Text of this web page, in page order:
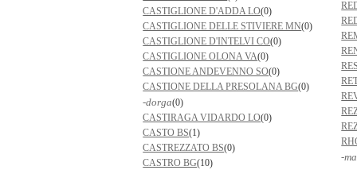
CASTIGLIONE D'ADDA LO(0)
CASTIGLIONE DELLE STIVIERE MN(0)
CASTIGLIONE D'INTELVI CO(0)
CASTIGLIONE OLONA VA(0)
CASTIONE ANDEVENNO SO(0)
CASTIONE DELLA PRESOLANA BG(0)
-dorga(0)
CASTIRAGA VIDARDO LO(0)
CASTO BS(1)
CASTREZZATO BS(0)
CASTRO BG(10)
-